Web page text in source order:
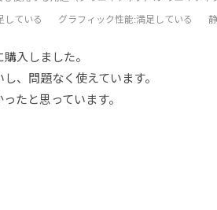
している グラフィック性能:満足している
入しました。
、問題なく使えています。
たと思っています。